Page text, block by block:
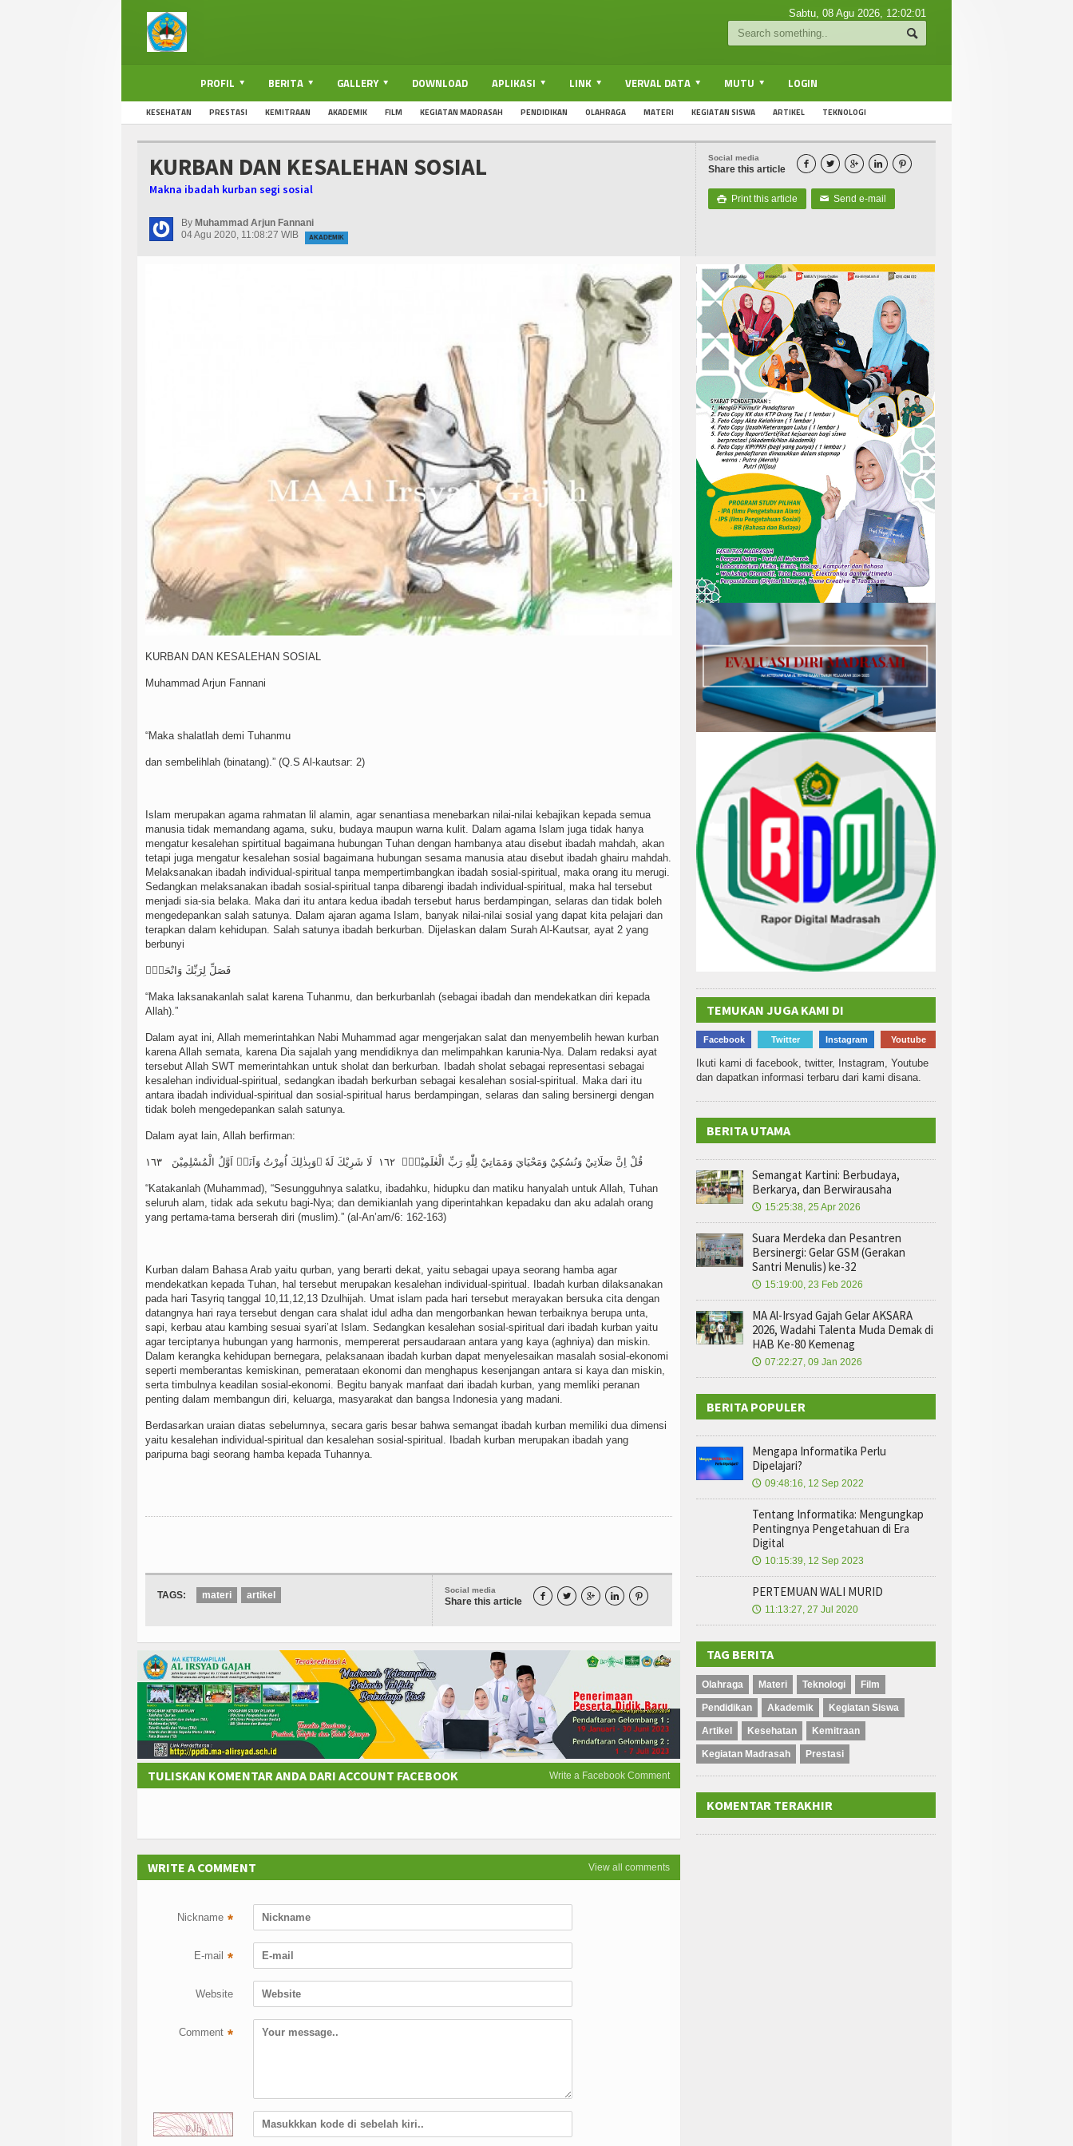
Sabtu, 08 Agu 2026, 12:02:02
PROFIL BERITA GALLERY DOWNLOAD APLIKASI LINK VERVAL DATA MUTU LOGIN
KESEHATAN PRESTASI KEMITRAAN AKADEMIK FILM KEGIATAN MADRASAH PENDIDIKAN OLAHRAGA MATERI KEGIATAN SISWA ARTIKEL TEKNOLOGI
Social media
Share this article     
 Print this article ✉ Send e-mail
KURBAN DAN KESALEHAN SOSIAL
Makna ibadah kurban segi sosial
By Muhammad Arjun Fannani
04 Agu 2020, 11:08:27 WIB
AKADEMIK
KURBAN DAN KESALEHAN SOSIAL
Muhammad Arjun Fannani
“Maka shalatlah demi Tuhanmu
dan sembelihlah (binatang).” (Q.S Al-kautsar: 2)
Islam merupakan agama rahmatan lil alamin, agar senantiasa menebarkan nilai-nilai kebajikan kepada semua
manusia tidak memandang agama, suku, budaya maupun warna kulit. Dalam agama Islam juga tidak hanya
mengatur kesalehan spirtitual bagaimana hubungan Tuhan dengan hambanya atau disebut ibadah mahdah, akan
tetapi juga mengatur kesalehan sosial bagaimana hubungan sesama manusia atau disebut ibadah ghairu mahdah.
Melaksanakan ibadah individual-spiritual tanpa mempertimbangkan ibadah sosial-spiritual, maka orang itu merugi.
Sedangkan melaksanakan ibadah sosial-spiritual tanpa dibarengi ibadah individual-spiritual, maka hal tersebut
menjadi sia-sia belaka. Maka dari itu antara kedua ibadah tersebut harus berdampingan, selaras dan tidak boleh
mengedepankan salah satunya. Dalam ajaran agama Islam, banyak nilai-nilai sosial yang dapat kita pelajari dan
terapkan dalam kehidupan. Salah satunya ibadah berkurban. Dijelaskan dalam Surah Al-Kautsar, ayat 2 yang
berbunyi
فَصَلِّ لِرَبِّكَ وَانْحَرْۗ
“Maka laksanakanlah salat karena Tuhanmu, dan berkurbanlah (sebagai ibadah dan mendekatkan diri kepada
Allah).”
Dalam ayat ini, Allah memerintahkan Nabi Muhammad agar mengerjakan salat dan menyembelih hewan kurban
karena Allah semata, karena Dia sajalah yang mendidiknya dan melimpahkan karunia-Nya. Dalam redaksi ayat
tersebut Allah SWT memerintahkan untuk sholat dan berkurban. Ibadah sholat sebagai representasi sebagai
kesalehan individual-spiritual, sedangkan ibadah berkurban sebagai kesalehan sosial-spiritual. Maka dari itu
antara ibadah individual-spiritual dan sosial-spiritual harus berdampingan, selaras dan saling bersinergi dengan
tidak boleh mengedepankan salah satunya.
Dalam ayat lain, Allah berfirman:
“Katakanlah (Muhammad), “Sesungguhnya salatku, ibadahku, hidupku dan matiku hanyalah untuk Allah, Tuhan
seluruh alam, tidak ada sekutu bagi-Nya; dan demikianlah yang diperintahkan kepadaku dan aku adalah orang
yang pertama-tama berserah diri (muslim).” (al-An’am/6: 162-163)
Kurban dalam Bahasa Arab yaitu qurban, yang berarti dekat, yaitu sebagai upaya seorang hamba agar
mendekatkan kepada Tuhan, hal tersebut merupakan kesalehan individual-spiritual. Ibadah kurban dilaksanakan
pada hari Tasyriq tanggal 10,11,12,13 Dzulhijah. Umat islam pada hari tersebut merayakan bersuka cita dengan
datangnya hari raya tersebut dengan cara shalat idul adha dan mengorbankan hewan terbaiknya berupa unta,
sapi, kerbau atau kambing sesuai syari’at Islam. Sedangkan kesalehan sosial-spiritual dari ibadah kurban yaitu
agar terciptanya hubungan yang harmonis, mempererat persaudaraan antara yang kaya (aghniya) dan miskin.
Dalam kerangka kehidupan bernegara, pelaksanaan ibadah kurban dapat menyelesaikan masalah sosial-ekonomi
seperti memberantas kemiskinan, pemerataan ekonomi dan menghapus kesenjangan antara si kaya dan miskin,
serta timbulnya keadilan sosial-ekonomi. Begitu banyak manfaat dari ibadah kurban, yang memliki peranan
penting dalam membangun diri, keluarga, masyarakat dan bangsa Indonesia yang madani.
Berdasarkan uraian diatas sebelumnya, secara garis besar bahwa semangat ibadah kurban memiliki dua dimensi
yaitu kesalehan individual-spiritual dan kesalehan sosial-spiritual. Ibadah kurban merupakan ibadah yang
paripurna bagi seorang hamba kepada Tuhannya.
Social media
Share this article     
TAGS: materi artikel
Write a Facebook Comment
TULISKAN KOMENTAR ANDA DARI ACCOUNT FACEBOOK
View all comments
WRITE A COMMENT
Nickname *
E-mail *
Website
Comment *
TEMUKAN JUGA KAMI DI
Facebook Twitter Instagram Youtube
Ikuti kami di facebook, twitter, Instagram, Youtube
dan dapatkan informasi terbaru dari kami disana.
BERITA UTAMA
Semangat Kartini: Berbudaya,
Berkarya, dan Berwirausaha
🕔 15:25:38, 25 Apr 2026
Suara Merdeka dan Pesantren
Bersinergi: Gelar GSM (Gerakan
Santri Menulis) ke-32
🕔 15:19:00, 23 Feb 2026
MA Al-Irsyad Gajah Gelar AKSARA
2026, Wadahi Talenta Muda Demak di
HAB Ke-80 Kemenag
🕔 07:22:27, 09 Jan 2026
BERITA POPULER
Mengapa Informatika Perlu
Dipelajari?
🕔 09:48:16, 12 Sep 2022
Tentang Informatika: Mengungkap
Pentingnya Pengetahuan di Era
Digital
🕔 10:15:39, 12 Sep 2023
PERTEMUAN WALI MURID
🕔 11:13:27, 27 Jul 2020
TAG BERITA
Olahraga Materi Teknologi Film
Pendidikan Akademik Kegiatan Siswa
Artikel Kesehatan Kemitraan
Kegiatan Madrasah Prestasi
KOMENTAR TERAKHIR